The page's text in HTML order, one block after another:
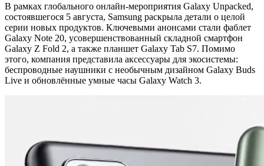
В рамках глобального онлайн-мероприятия Galaxy Unpacked,
состоявшегося 5 августа, Samsung раскрыла детали о целой
серии новых продуктов. Ключевыми анонсами стали фаблет
Galaxy Note 20, усовершенствованный складной смартфон
Galaxy Z Fold 2, а также планшет Galaxy Tab S7. Помимо
этого, компания представила аксессуары для экосистемы:
беспроводные наушники с необычным дизайном Galaxy Buds
Live и обновлённые умные часы Galaxy Watch 3.